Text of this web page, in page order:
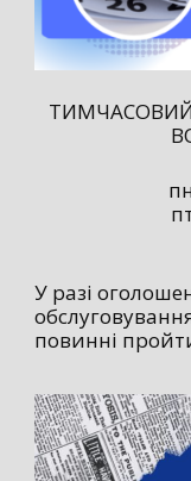
У разі
повинні